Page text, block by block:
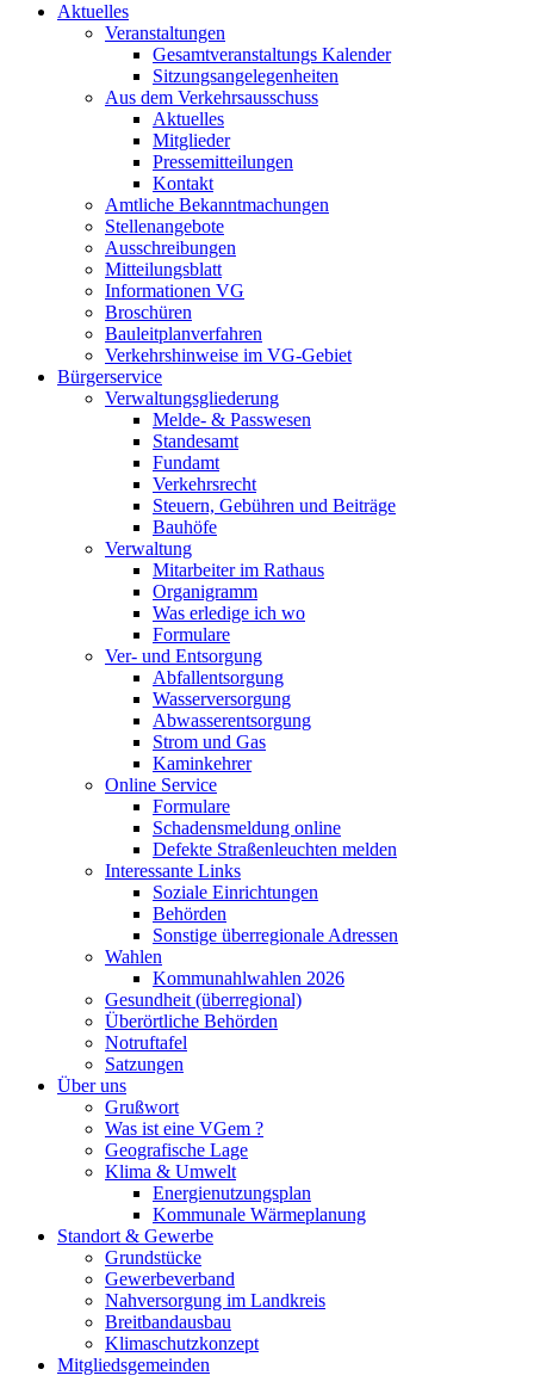
Aktuelles
Veranstaltungen
Gesamtveranstaltungs Kalender
Sitzungsangelegenheiten
Aus dem Verkehrsausschuss
Aktuelles
Mitglieder
Pressemitteilungen
Kontakt
Amtliche Bekanntmachungen
Stellenangebote
Ausschreibungen
Mitteilungsblatt
Informationen VG
Broschüren
Bauleitplanverfahren
Verkehrshinweise im VG-Gebiet
Bürgerservice
Verwaltungsgliederung
Melde- & Passwesen
Standesamt
Fundamt
Verkehrsrecht
Steuern, Gebühren und Beiträge
Bauhöfe
Verwaltung
Mitarbeiter im Rathaus
Organigramm
Was erledige ich wo
Formulare
Ver- und Entsorgung
Abfallentsorgung
Wasserversorgung
Abwasserentsorgung
Strom und Gas
Kaminkehrer
Online Service
Formulare
Schadensmeldung online
Defekte Straßenleuchten melden
Interessante Links
Soziale Einrichtungen
Behörden
Sonstige überregionale Adressen
Wahlen
Kommunahlwahlen 2026
Gesundheit (überregional)
Überörtliche Behörden
Notruftafel
Satzungen
Über uns
Grußwort
Was ist eine VGem ?
Geografische Lage
Klima & Umwelt
Energienutzungsplan
Kommunale Wärmeplanung
Standort & Gewerbe
Grundstücke
Gewerbeverband
Nahversorgung im Landkreis
Breitbandausbau
Klimaschutzkonzept
Mitgliedsgemeinden